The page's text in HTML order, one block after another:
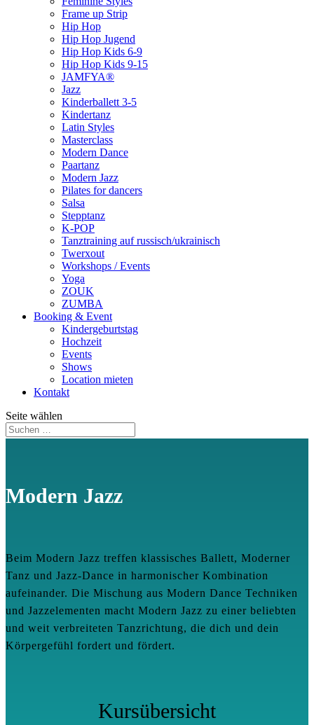
Frame up Strip
Hip Hop
Hip Hop Jugend
Hip Hop Kids 6-9
Hip Hop Kids 9-15
JAMFYA®
Jazz
Kinderballett 3-5
Kindertanz
Latin Styles
Masterclass
Modern Dance
Paartanz
Modern Jazz
Pilates for dancers
Salsa
Stepptanz
K-POP
Tanztraining auf russisch/ukrainisch
Twerxout
Workshops / Events
Yoga
ZOUK
ZUMBA
Booking & Event
Kindergeburtstag
Hochzeit
Events
Shows
Location mieten
Kontakt
Seite wählen
Modern Jazz
Beim Modern Jazz treffen klassisches Ballett, Moderner
Tanz und Jazz-Dance in harmonischer Kombination
aufeinander. Die Mischung aus Modern Dance Techniken
und Jazzelementen macht Modern Jazz zu einer beliebten
und weit verbreiteten Tanzrichtung, die dich und dein
Körpergefühl fordert und fördert.
Kursübersicht